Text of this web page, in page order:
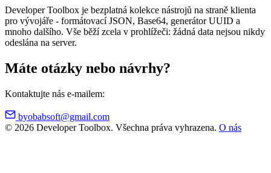
Developer Toolbox je bezplatná kolekce nástrojů na straně klienta
pro vývojáře - formátovací JSON, Base64, generátor UUID a
mnoho dalšího. Vše běží zcela v prohlížeči: žádná data nejsou nikdy
odeslána na server.
Máte otázky nebo návrhy?
Kontaktujte nás e-mailem:
byobabsoft@gmail.com
© 2026 Developer Toolbox. Všechna práva vyhrazena. O nás